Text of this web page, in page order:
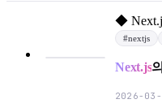
◆
#nextjs
Next.js
2026-03-